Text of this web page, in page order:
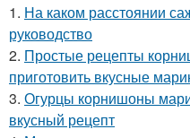
1. На каком расстоянии
руководство
2. Простые рецепты
приготовить вкусные
3. Огурцы корнишоны
вкусный рецепт